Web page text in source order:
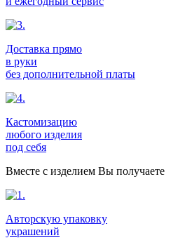
Доставка прямо
в руки
без дополнительной платы
Кастомизацию
любого изделия
под себя
Вместе с изделием Вы получаете
Авторскую упаковку
украшений